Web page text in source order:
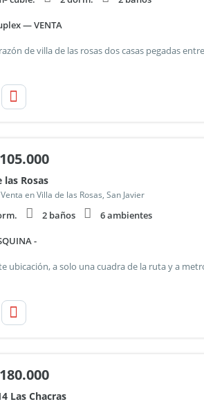
— VENTA
105.000
las Rosas
en Villa de las Rosas, San Javier
2 baños 6 ambientes
-
180.000
Las Chacras